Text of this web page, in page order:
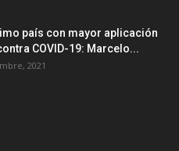
país con mayor aplicación
COVID-19: Marcelo...
2021